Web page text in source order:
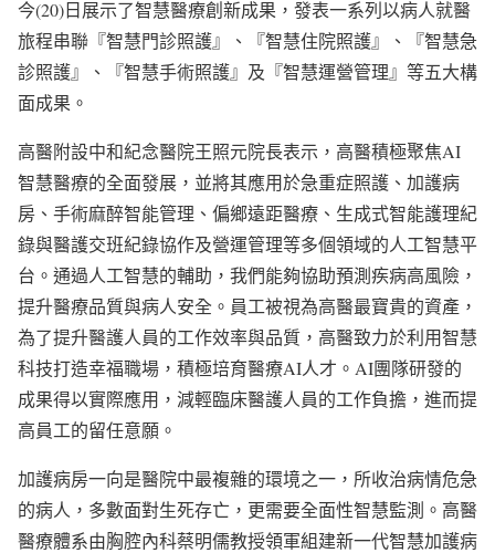
今(20)日展示了智慧醫療創新成果，發表一系列以病人就醫
旅程串聯『智慧門診照護』、『智慧住院照護』、『智慧急
診照護』、『智慧手術照護』及『智慧運營管理』等五大構
面成果。
高醫附設中和紀念醫院王照元院長表示，高醫積極聚焦AI
智慧醫療的全面發展，並將其應用於急重症照護、加護病
房、手術麻醉智能管理、偏鄉遠距醫療、生成式智能護理紀
錄與醫護交班紀錄協作及營運管理等多個領域的人工智慧平
台。通過人工智慧的輔助，我們能夠協助預測疾病高風險，
提升醫療品質與病人安全。員工被視為高醫最寶貴的資產，
為了提升醫護人員的工作效率與品質，高醫致力於利用智慧
科技打造幸福職場，積極培育醫療AI人才。AI團隊研發的
成果得以實際應用，減輕臨床醫護人員的工作負擔，進而提
高員工的留任意願。
加護病房一向是醫院中最複雜的環境之一，所收治病情危急
的病人，多數面對生死存亡，更需要全面性智慧監測。高醫
醫療體系由胸腔內科蔡明儒教授領軍組建新一代智慧加護病